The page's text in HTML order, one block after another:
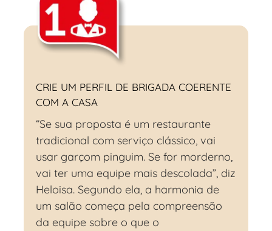
CRIE UM PERFIL DE BRIGADA COERENTE
COM A CASA
“Se sua proposta é um restaurante
tradicional com serviço clássico, vai
usar garçom pinguim. Se for morderno,
vai ter uma equipe mais descolada”, diz
Heloisa. Segundo ela, a harmonia de
um salão começa pela compreensão
da equipe sobre o que o